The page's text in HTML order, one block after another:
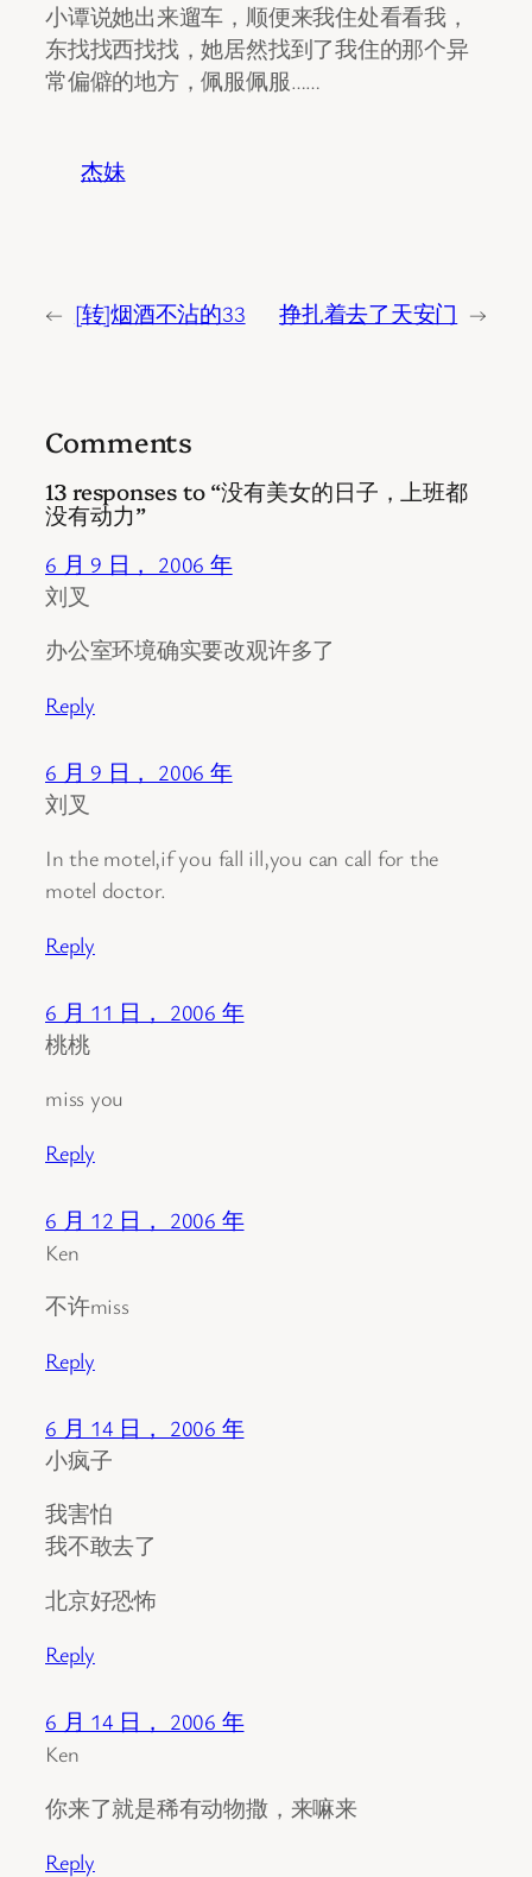
小谭说她出来遛车，顺便来我住处看看我，
东找找西找找，她居然找到了我住的那个异
常偏僻的地方，佩服佩服……
杰妹
← [转]烟酒不沾的33 挣扎着去了天安门 →
Comments
13 responses to “没有美女的日子，上班都
没有动力”
6 月 9 日， 2006 年
刘叉
办公室环境确实要改观许多了
Reply
6 月 9 日， 2006 年
刘叉
In the motel,if you fall ill,you can call for the
motel doctor.
Reply
6 月 11 日， 2006 年
桃桃
miss you
Reply
6 月 12 日， 2006 年
Ken
不许miss
Reply
6 月 14 日， 2006 年
小疯子
我害怕
我不敢去了
北京好恐怖
Reply
6 月 14 日， 2006 年
Ken
你来了就是稀有动物撒，来嘛来
Reply